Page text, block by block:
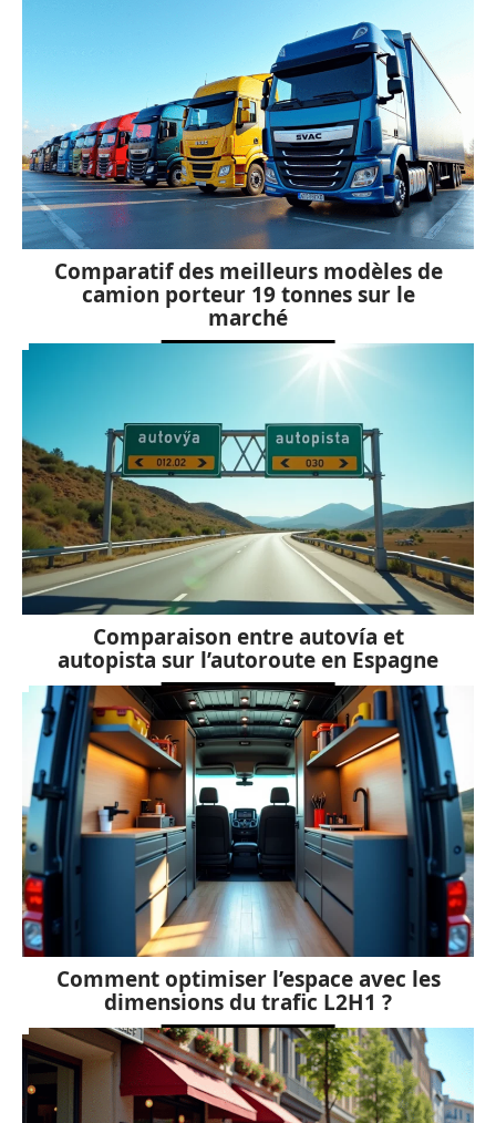
Comparatif des meilleurs modèles de
camion porteur 19 tonnes sur le
marché
Comparaison entre autovía et
autopista sur l’autoroute en Espagne
Comment optimiser l’espace avec les
dimensions du trafic L2H1 ?